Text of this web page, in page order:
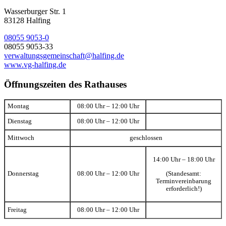
Wasserburger Str. 1
83128 Halfing
08055 9053-0
08055 9053-33
verwaltungsgemeinschaft@halfing.de
www.vg-halfing.de
Öffnungszeiten des Rathauses
Montag 08:00 Uhr – 12:00 Uhr
Dienstag 08:00 Uhr – 12:00 Uhr
Mittwoch geschlossen
Donnerstag 08:00 Uhr – 12:00 Uhr
14:00 Uhr – 18:00 Uhr
(Standesamt:
Terminvereinbarung
erforderlich!)
Freitag 08:00 Uhr – 12:00 Uhr